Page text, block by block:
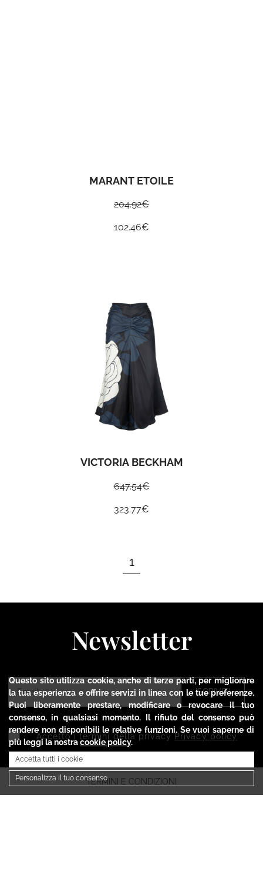
MARANT ETOILE
204.92€
102.46€
VICTORIA BECKHAM
647.54€
323.77€
1
Newsletter
ISCRIVITI
Accetto i termini della privacy Privacy policy
TERMINI E CONDIZIONI
Questo sito utilizza cookie, anche di terze parti, per migliorare
la tua esperienza e offrire servizi in linea con le tue preferenze.
Puoi liberamente prestare, modificare o revocare il tuo
consenso, in qualsiasi momento. Il rifiuto del consenso può
rendere non disponibili le relative funzioni. Se vuoi saperne di
più leggi la nostracookie policy.
Accetta tutti i cookie
Personalizza il tuo consenso